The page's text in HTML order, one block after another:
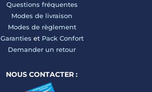
Questions fréquentes
Modes de livraison
Modes de règlement
Garanties et Pack Confort
Demander un retour
NOUS CONTACTER :